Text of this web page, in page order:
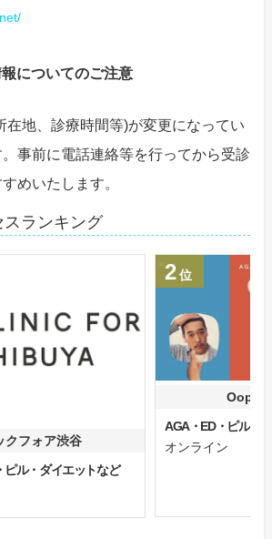
についてのご注意
在地、診療時間等)が変更になってい
事前に電話連絡等を行ってから受診
めいたします。
スランキング
クフォア渋谷
ピル・ダイエットなど
2位
Oops
AGA・ED・ピル
オンライン